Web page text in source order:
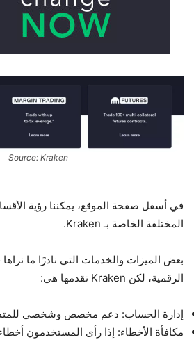
Source: Kraken
في أسفل صفحة الموقع، يمكننا رؤية
المختلفة الخاصة بـ Kraken.
بعض الميزات والخدمات التي نادرًا ما
الرقمية، لكن Kraken تقدمها هي:
إدارة الحساب: دعم مخصص وشخصي
مكافأة الأخطاء: إذا رأى المستخدمون